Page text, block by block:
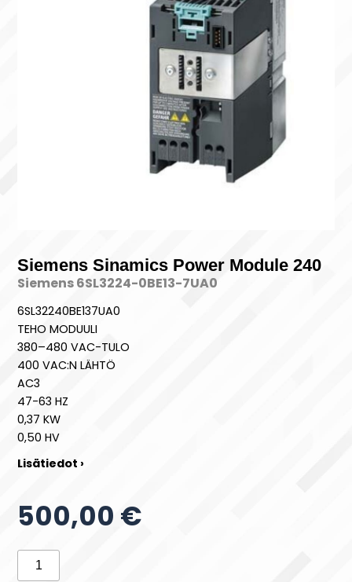
Siemens Sinamics Power Module 240
Siemens 6SL3224-0BE13-7UA0
6SL32240BE137UA0
TEHO MODUULI
380–480 VAC-TULO
400 VAC:N LÄHTÖ
AC3
47-63 HZ
0,37 KW
0,50 HV
Lisätiedot ›
500,00 €